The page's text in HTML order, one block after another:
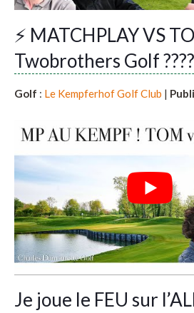
⚡️ MATCHPLAY VS
Twobrothers Golf ????
Golf : Le Kempferhof Golf Club |
Je joue le FEU sur